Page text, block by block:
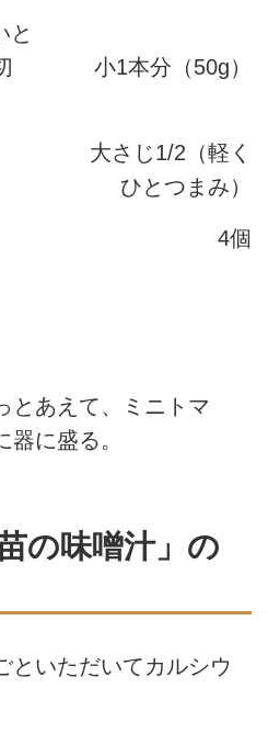
と
小1本分（50g）
大さじ1/2（軽く
ひとつまみ）
4個
とあえて、ミニトマ
器に盛る。
の味噌汁」の
といただいてカルシウ